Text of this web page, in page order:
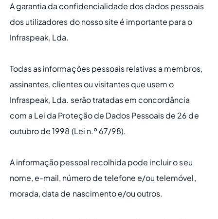
A garantia da confidencialidade dos dados pessoais
dos utilizadores do nosso site é importante para o
Infraspeak, Lda.
Todas as informações pessoais relativas a membros,
assinantes, clientes ou visitantes que usem o
Infraspeak, Lda. serão tratadas em concordância
com a Lei da Proteção de Dados Pessoais de 26 de
outubro de 1998 (Lei n.º 67/98).
A informação pessoal recolhida pode incluir o seu
nome, e-mail, número de telefone e/ou telemóvel,
morada, data de nascimento e/ou outros.